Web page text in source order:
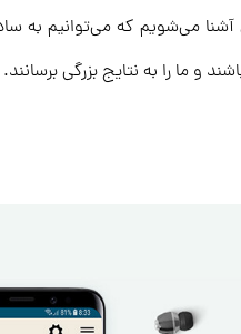
آشنا می‌شویم که می‌توانیم به
و ما را به نتایج بزرگی